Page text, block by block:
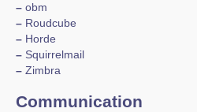
– obm
– Roudcube
– Horde
– Squirrelmail
– Zimbra
Communication